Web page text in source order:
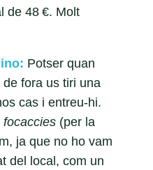
de 48 €. Molt
Potser quan
fora us tiri una
cas i entreu-hi.
focaccies(per la
ja que no ho vam
del local, com un